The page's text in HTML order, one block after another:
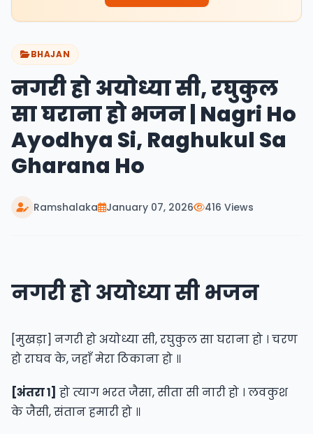
BHAJAN
नगरी हो अयोध्या सी, रघुकुल
सा घराना हो भजन | Nagri Ho
Ayodhya Si, Raghukul Sa
Gharana Ho
Ramshalaka January 07, 2026 416 Views
नगरी हो अयोध्या सी भजन
[मुखड़ा] नगरी हो अयोध्या सी, रघुकुल सा घराना हो । चरण
हो राघव के, जहाँ मेरा ठिकाना हो ॥
[अंतरा १] हो त्याग भरत जैसा, सीता सी नारी हो । लवकुश
के जैसी, संतान हमारी हो ॥